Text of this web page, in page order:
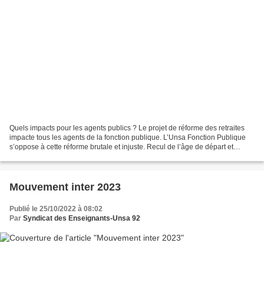
Quels impacts pour les agents publics ? Le projet de réforme des retraites
impacte tous les agents de la fonction publique. L’Unsa Fonction Publique
s’oppose à cette réforme brutale et injuste. Recul de l’âge de départ et
Mouvement inter 2023
Publié le 25/10/2022 à 08:02
Par Syndicat des Enseignants-Unsa 92